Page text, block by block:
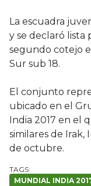
La escuadra
y se declaró lista
segundo cotejo
Sur sub 18.
El conjunto
ubicado en el
India 2017 en el
similares de Irak,
de octubre.
MUNDIAL INDIA